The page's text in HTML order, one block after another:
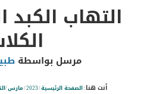
التهاب الكبد
مرسل بواسطة
أنت هنا:الصفحة الرئيسية/
2023
/مارس/